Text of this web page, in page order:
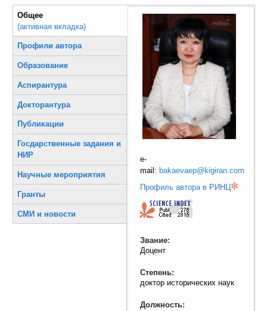
Вертикальные вкладки
Общее
(активная вкладка)
Профили автора
Образование
Аспирантура
Докторантура
Публикации
Госдарственные задания и
НИР
Научные мероприятия
Гранты
СМИ и новости
e-
mail:bakaevaep@kigiran.com
Профиль автора в РИНЦ
Звание:
Доцент
Степень:
доктор исторических наук
Должность: